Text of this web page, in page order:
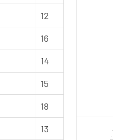
12
16
14
15
18
13